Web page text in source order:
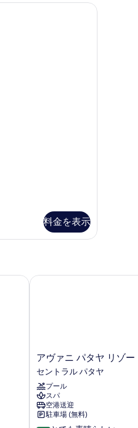
料金を表示
ア
ヴ
ァ
ニ
パ
タ
ヤ
アヴァニ パタヤ リゾー
セントラル パタヤ
プール
スパ
空港送迎
駐車場 (無料)
アヴァニ パタヤ リゾート